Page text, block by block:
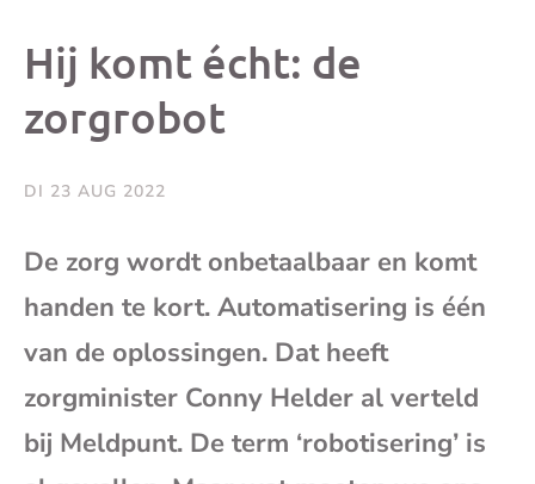
Hij komt écht: de
zorgrobot
DI 23 AUG 2022
De zorg wordt onbetaalbaar en komt
handen te kort. Automatisering is één
van de oplossingen. Dat heeft
zorgminister Conny Helder al verteld
bij Meldpunt. De term ‘robotisering’ is